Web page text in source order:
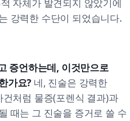
자체가 발견되지 않았기에
강력한 수단이 되었습니다.
증언하는데, 이것만으로
가요? 네, 진술은 강력한
처럼 물증(포렌식 결과)과
때는 그 진술을 증거로 쓸 수